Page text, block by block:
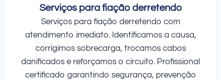
Serviços para fiação derretendo
Serviços para fiação derretendo com
atendimento imediato. Identificamos a causa,
corrigimos sobrecarga, trocamos cabos
danificados e reforçamos o circuito. Profissional
certificado garantindo segurança, prevenção